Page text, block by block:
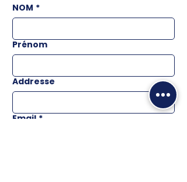
NOM *
Prénom
Addresse
Email *